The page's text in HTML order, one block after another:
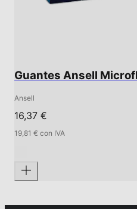
Guantes Ansell
Ansell
16,37 €
19,81 € con IVA